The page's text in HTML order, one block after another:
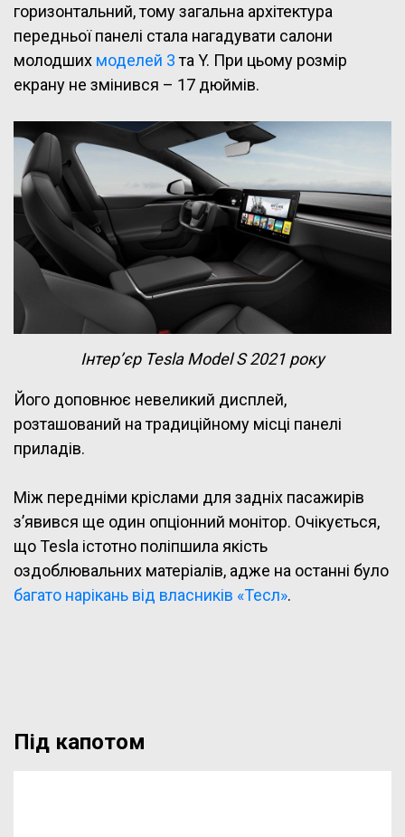
горизонтальний, тому загальна архітектура
передньої панелі стала нагадувати салони
молодших моделей 3та Y. При цьому розмір
екрану не змінився – 17 дюймів.
Інтер’єр Tesla Model S 2021 року
Його доповнює невеликий дисплей,
розташований на традиційному місці панелі
приладів.
Між передніми кріслами для задніх пасажирів
з’явився ще один опціонний монітор. Очікується,
що Tesla істотно поліпшила якість
оздоблювальних матеріалів, адже на останні було
багато нарікань від власників «Тесл».
Під капотом